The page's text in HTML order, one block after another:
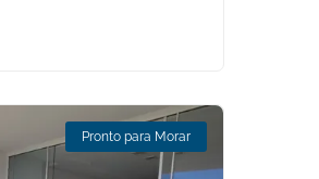
Pronto para Morar